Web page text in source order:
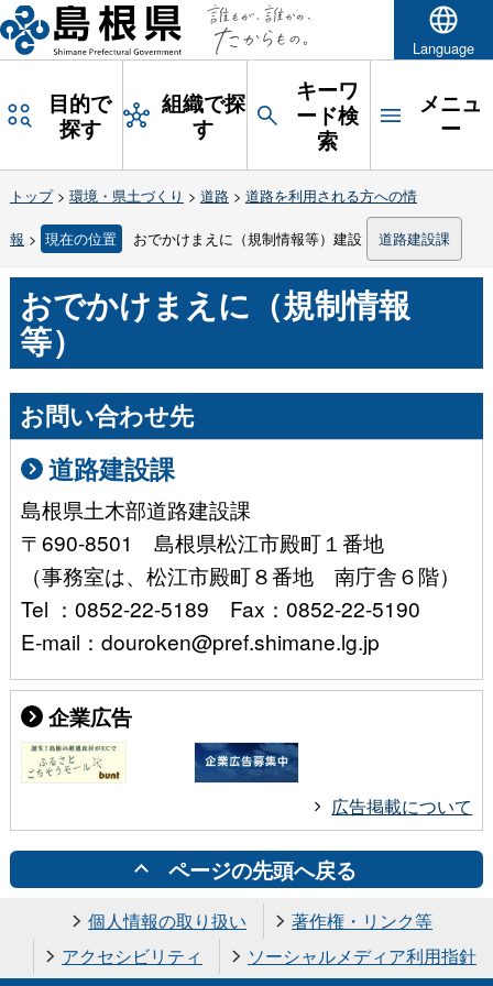
Language
目的で
探す
組織で探
す
キーワ
ード検
索
メニュ
ー
トップ> 環境・県土づくり > 道路> 道路を利用される方への情
報 > 現在の位置 おでかけまえに（規制情報等）建設 道路建設課
おでかけまえに（規制情報
等）
お問い合わせ先
道路建設課
島根県土木部道路建設課
〒690-8501 島根県松江市殿町１番地
（事務室は、松江市殿町８番地 南庁舎６階）
Tel ：0852-22-5189 Fax：0852-22-5190
E-mail：douroken@pref.shimane.lg.jp
企業広告
広告掲載について
ページの先頭へ戻る
個人情報の取り扱い
著作権・リンク等
アクセシビリティ
ソーシャルメディア利用指針